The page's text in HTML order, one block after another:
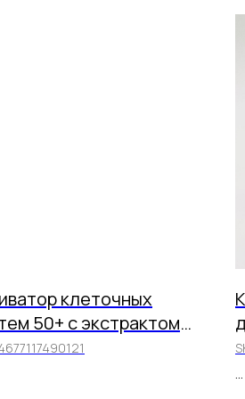
клеточных
50+ с экстрактом
Артемия солана,